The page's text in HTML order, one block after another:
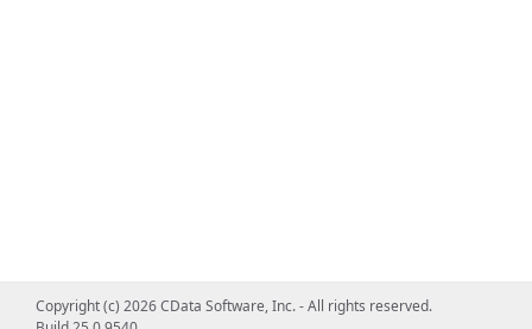
Copyright (c) 2026 CData Software, Inc. - All rights reserved.